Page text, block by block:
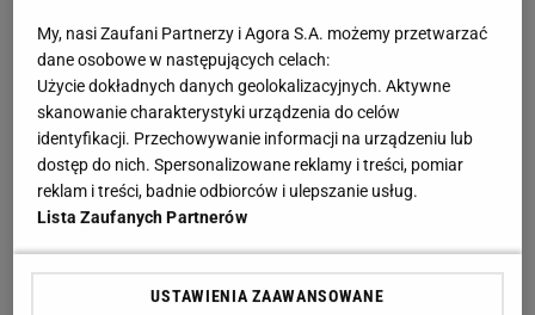
transferu.
Marcin Bułka trafi do FC Barcelony? Chodzi o
zajęcie miejsca Wojciecha Szczęsnego
Kataloński "Sport" ogłosił, że Bułka jest
przymierzany doFC Barcelony. "Nazwisko
reprezentanta Polski już jest wymieniane w pionie
My, nasi Zaufani Partnerzy i Agora S.A. możemy przetwarzać
dane osobowe w następujących celach:
Użycie dokładnych danych geolokalizacyjnych. Aktywne
skanowanie charakterystyki urządzenia do celów
identyfikacji. Przechowywanie informacji na urządzeniu lub
dostęp do nich. Spersonalizowane reklamy i treści, pomiar
reklam i treści, badnie odbiorców i ulepszanie usług.
Lista Zaufanych Partnerów
USTAWIENIA ZAAWANSOWANE